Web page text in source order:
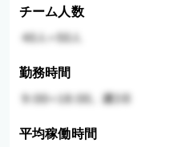
チーム人数
勤務時間
平均稼働時間